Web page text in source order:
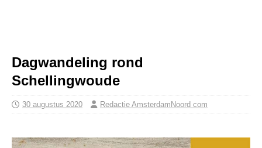
Dagwandeling rond
Schellingwoude
30 augustus 2020 Redactie AmsterdamNoord com